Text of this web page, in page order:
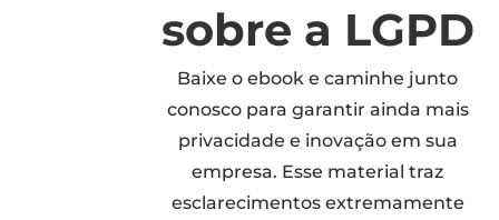
sobre a LGPD
Baixe o ebook e caminhe junto
conosco para garantir ainda mais
privacidade e inovação em sua
empresa. Esse material traz
esclarecimentos extremamente